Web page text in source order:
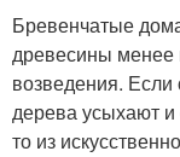
Бревенчатые
древесины менее
возведения. Если
дерева усыхают
то из